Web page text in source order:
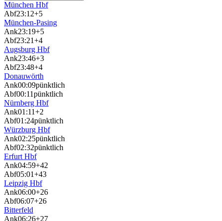
München Hbf
Abf23:12+5
München-Pasing
Ank23:19+5
Abf23:21+4
Augsburg Hbf
Ank23:46+3
Abf23:48+4
Donauwörth
Ank00:09pünktlich
Abf00:11pünktlich
Nürnberg Hbf
Ank01:11+2
Abf01:24pünktlich
Würzburg Hbf
Ank02:25pünktlich
Abf02:32pünktlich
Erfurt Hbf
Ank04:59+42
Abf05:01+43
Leipzig Hbf
Ank06:00+26
Abf06:07+26
Bitterfeld
Ank06:26+27